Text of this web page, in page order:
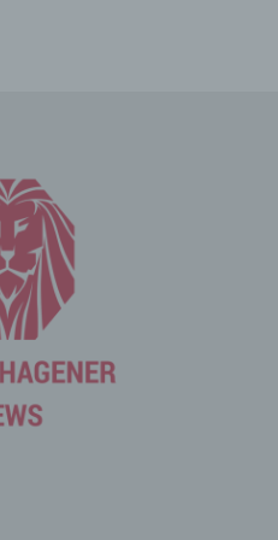
Softwareprogramme
gängigen
die betroffene
in dem genutzten
nicht alle
vollumfänglich nutzbar.
Daten